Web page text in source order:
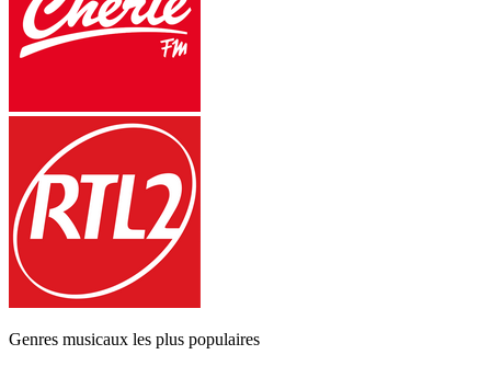
Genres musicaux les plus populaires